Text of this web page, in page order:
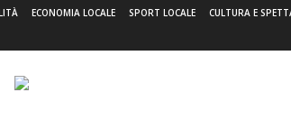
ECONOMIA LOCALE SPORT LOCALE CULTURA E